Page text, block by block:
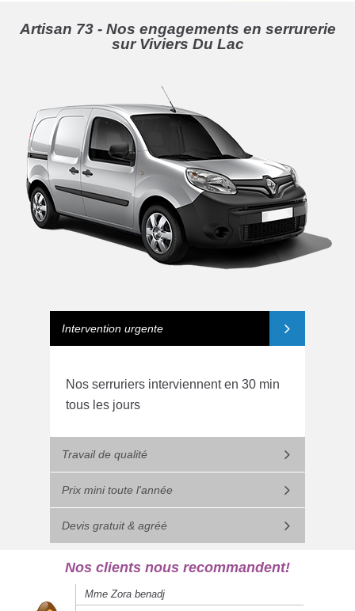
Artisan 73 - Nos engagements en serrurerie
sur Viviers Du Lac
Intervention urgente
Nos serruriers interviennent en 30 min
tous les jours
Travail de qualité
Prix mini toute l'année
Devis gratuit & agréé
Nos clients nous recommandent!
Mme Zora benadj